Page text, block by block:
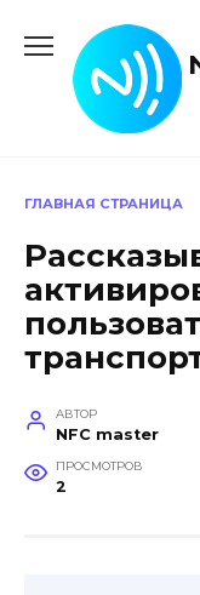
содержанию
ГЛАВНАЯ СТРАНИЦА
АВТОР
NFC master
ПРОСМОТРОВ
2